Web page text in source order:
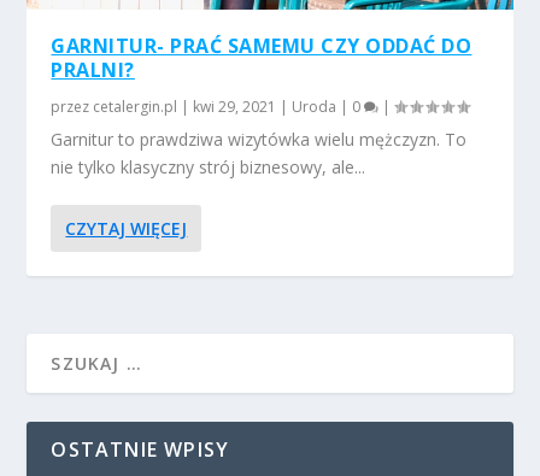
GARNITUR- PRAĆ SAMEMU CZY ODDAĆ DO
PRALNI?
przez cetalergin.pl | kwi 29, 2021 | Uroda | 0 |
Garnitur to prawdziwa wizytówka wielu mężczyzn. To
nie tylko klasyczny strój biznesowy, ale...
CZYTAJ WIĘCEJ
OSTATNIE WPISY